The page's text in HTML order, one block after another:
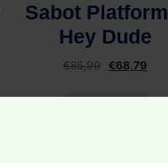
Sabot
Hey Dude
€85,99 €68,79